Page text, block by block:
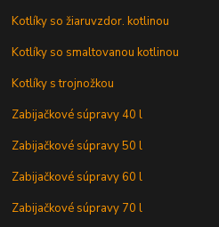
Kotlíky so žiaruvzdor. kotlinou
Kotlíky so smaltovanou kotlinou
Kotlíky s trojnožkou
Zabijačkové súpravy 40 l
Zabijačkové súpravy 50 l
Zabijačkové súpravy 60 l
Zabijačkové súpravy 70 l